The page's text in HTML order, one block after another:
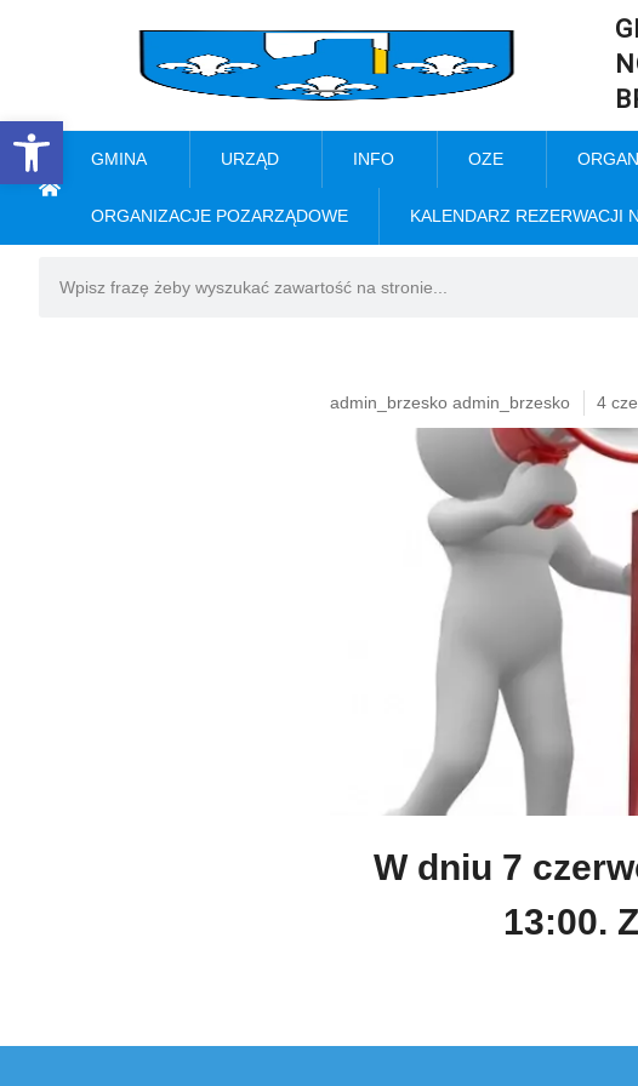
Open toolbar
GMINA URZĄD INFO OZE
ORGANIZACJE POZARZĄDOWE KALENDARZ REZERWACJI
admin_brzesko admin_brzesko 4
W dniu 7
13:00.